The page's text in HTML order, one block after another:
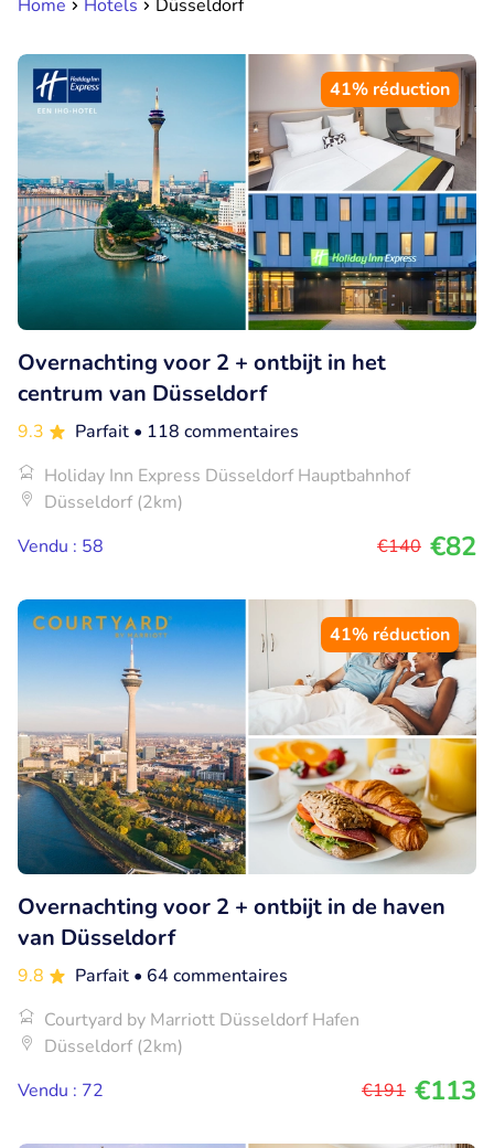
Home Hotels Düsseldorf
41% réduction
Overnachting voor 2 + ontbijt in het
centrum van Düsseldorf
9.3 Parfait • 118 commentaires
Holiday Inn Express Düsseldorf Hauptbahnhof
Düsseldorf (2km)
Vendu : 58
€140 €82
41% réduction
Overnachting voor 2 + ontbijt in de haven
van Düsseldorf
9.8 Parfait • 64 commentaires
Courtyard by Marriott Düsseldorf Hafen
Düsseldorf (2km)
Vendu : 72
€191 €113